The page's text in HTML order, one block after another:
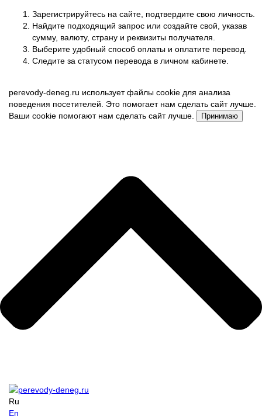
Зарегистрируйтесь на сайте, подтвердите свою личность.
Найдите подходящий запрос или создайте свой, указав
сумму, валюту, страну и реквизиты получателя.
Выберите удобный способ оплаты и оплатите перевод.
Следите за статусом перевода в личном кабинете.
perevody-deneg.ru использует файлы cookie для анализа
поведения посетителей. Это помогает нам сделать сайт лучше.
Ваши cookie помогают нам сделать сайт лучше.
Принимаю
Ru
En